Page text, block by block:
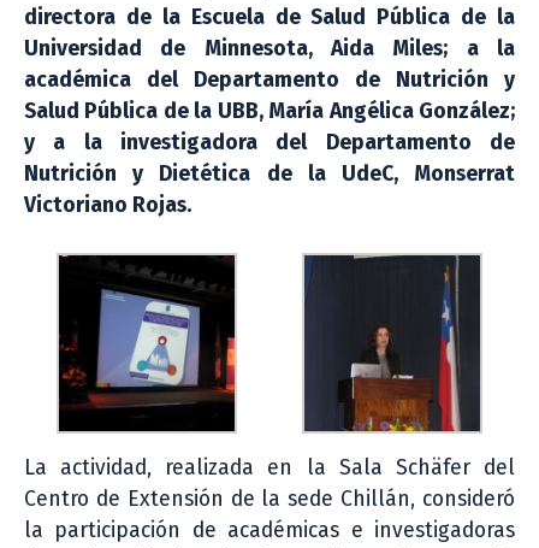
directora de la Escuela de Salud Pública de la
Universidad de Minnesota, Aida Miles; a la
académica del Departamento de Nutrición y
Salud Pública de la UBB, María Angélica González;
y a la investigadora del Departamento de
Nutrición y Dietética de la UdeC, Monserrat
Victoriano Rojas.
La actividad, realizada en la Sala Schäfer del
Centro de Extensión de la sede Chillán, consideró
la participación de académicas e investigadoras